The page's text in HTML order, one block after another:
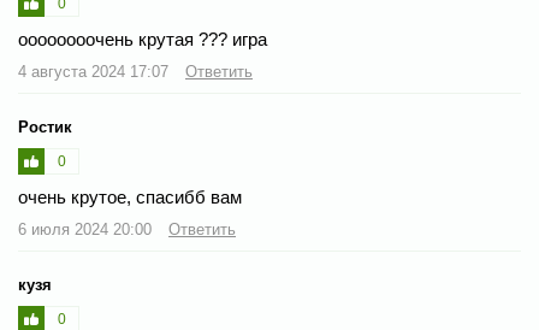
0
оооооооочень крутая ?️??️ игра
4 августа 2024 17:07 Ответить
Ростик
0
очень крутое, спасибб вам
6 июля 2024 20:00 Ответить
кузя
0